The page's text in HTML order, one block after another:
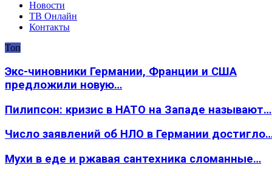
Новости
ТВ Онлайн
Контакты
Топ
Экс-чиновники Германии, Франции и США
предложили новую…
Пилипсон: кризис в НАТО на Западе называют…
Число заявлений об НЛО в Германии
Мухи в еде и ржавая сантехника сломанные…